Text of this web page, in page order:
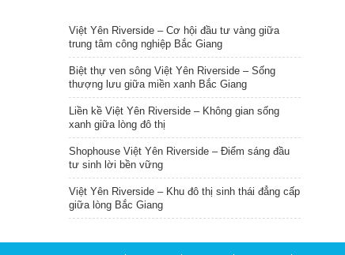
Việt Yên Riverside – Cơ hội đầu tư vàng giữa
trung tâm công nghiệp Bắc Giang
Biệt thự ven sông Việt Yên Riverside – Sống
thượng lưu giữa miền xanh Bắc Giang
Liền kề Việt Yên Riverside – Không gian sống
xanh giữa lòng đô thị
Shophouse Việt Yên Riverside – Điểm sáng đầu
tư sinh lời bền vững
Việt Yên Riverside – Khu đô thị sinh thái đẳng cấp
giữa lòng Bắc Giang